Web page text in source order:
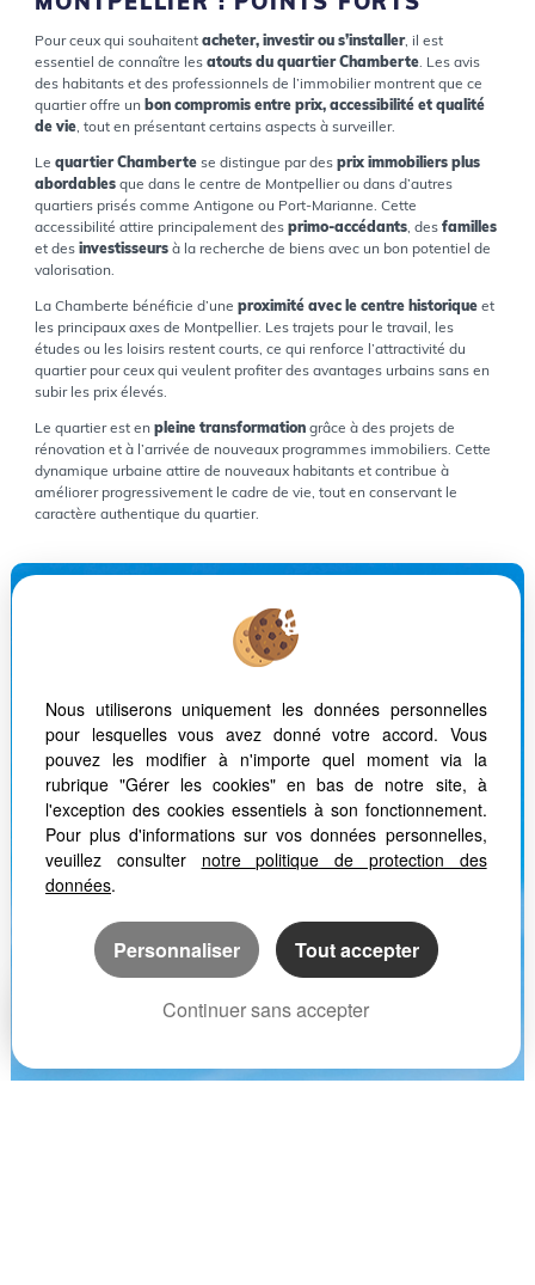
Pour ceux qui souhaitent acheter, investir ou s’installer, il est
essentiel de connaître les atouts du quartier Chamberte. Les avis
des habitants et des professionnels de l’immobilier montrent que ce
quartier offre un bon compromis entre prix, accessibilité et qualité
de vie, tout en présentant certains aspects à surveiller.
Le quartier Chambertese distingue par des prix immobiliers plus
abordablesque dans le centre de Montpellier ou dans d’autres
quartiers prisés comme Antigone ou Port-Marianne. Cette
accessibilité attire principalement des primo-accédants, des familles
et des investisseursà la recherche de biens avec un bon potentiel de
valorisation.
La Chamberte bénéficie d’une proximité avec le centre historiqueet
les principaux axes de Montpellier. Les trajets pour le travail, les
études ou les loisirs restent courts, ce qui renforce l’attractivité du
quartier pour ceux qui veulent profiter des avantages urbains sans en
subir les prix élevés.
Le quartier est en pleine transformationgrâce à des projets de
rénovation et à l’arrivée de nouveaux programmes immobiliers. Cette
dynamique urbaine attire de nouveaux habitants et contribue à
améliorer progressivement le cadre de vie, tout en conservant le
caractère authentique du quartier.
Nous utiliserons uniquement les données personnelles
pour lesquelles vous avez donné votre accord. Vous
pouvez les modifier à n'importe quel moment via la
rubrique "Gérer les cookies" en bas de notre site, à
l'exception des cookies essentiels à son fonctionnement.
Pour plus d'informations sur vos données personnelles,
veuillez consulter notre politique de protection des
données.
Personnaliser Tout accepter
Continuer sans accepter